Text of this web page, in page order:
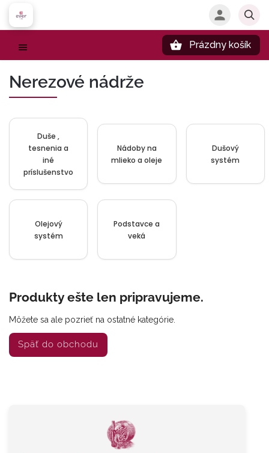
Prázdny košík
Nerezové nádrže
Duše ,
tesnenia a
iné
príslušenstvo
Nádoby na
mlieko a oleje
Dušový
systém
Olejový
systém
Podstavce a
veká
Produkty ešte len pripravujeme.
Môžete sa ale pozrieť na ostatné kategórie.
Späť do obchodu